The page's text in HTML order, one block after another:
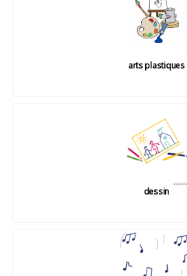
arts plastiques
dessin